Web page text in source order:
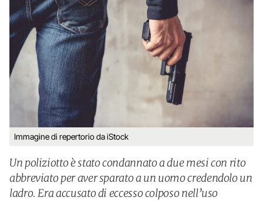
Immagine di repertorio da iStock
Un poliziotto è stato condannato a due mesi con rito
abbreviato per aver sparato a un uomo credendolo un
ladro. Era accusato di eccesso colposo nell’uso